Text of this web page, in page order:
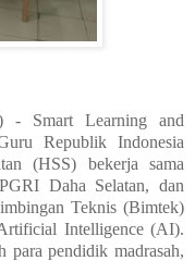
- Smart Learning and
Republik Indonesia
(HSS) bekerja sama
Daha Selatan, dan
Teknis (Bimtek)
Intelligence (AI).
para pendidik madrasah,